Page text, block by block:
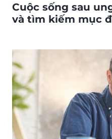
Cuộc sống sau
và tìm kiếm mục